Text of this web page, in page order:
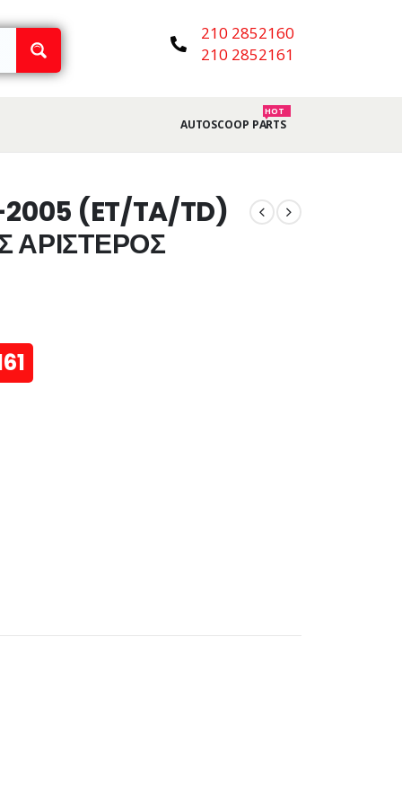
210 2852160
210 2852161
AUTOSCOOP PARTS
HOT
2005 (ET/TA/TD)
ΑΡΙΣΤΕΡΟΣ